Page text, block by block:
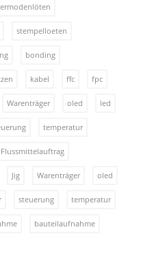
stempelloeten
bonding
kabel ffc fpc
Warenträger oled led
temperatur
Flussmittelauftrag
Jig Warenträger oled
steuerung temperatur
bauteilaufnahme